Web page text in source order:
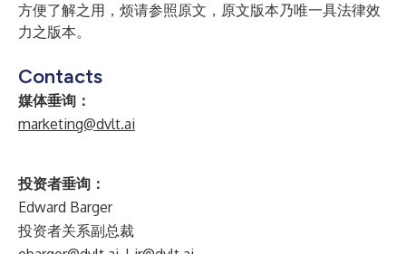
方便了解之用，烦请参照原文，原文版本乃唯一具法律效
力之版本。
Contacts
媒体垂询：
marketing@dvlt.ai
投资者垂询：
Edward Barger
投资者关系副总裁